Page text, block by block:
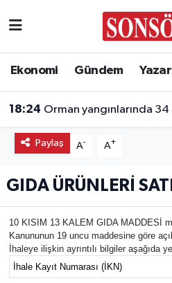
Ekonomi Gündem
18:24 Orman yangınlarında 34
Paylaş A- A+
GIDA ÜRÜNLERİ
10 KISIM 13 KALEM GIDA MADDESİ
Kanununun 19 uncu maddesine göre
İhaleye ilişkin ayrıntılı bilgiler aşağıda
İhale Kayıt Numarası (İKN)
Asayiş
Çevre
Diğer
Dünya
Ankara Nöbetçi
Süper Lig Puan Durumu
Tüm Manşetler
Son Dakika Haberleri